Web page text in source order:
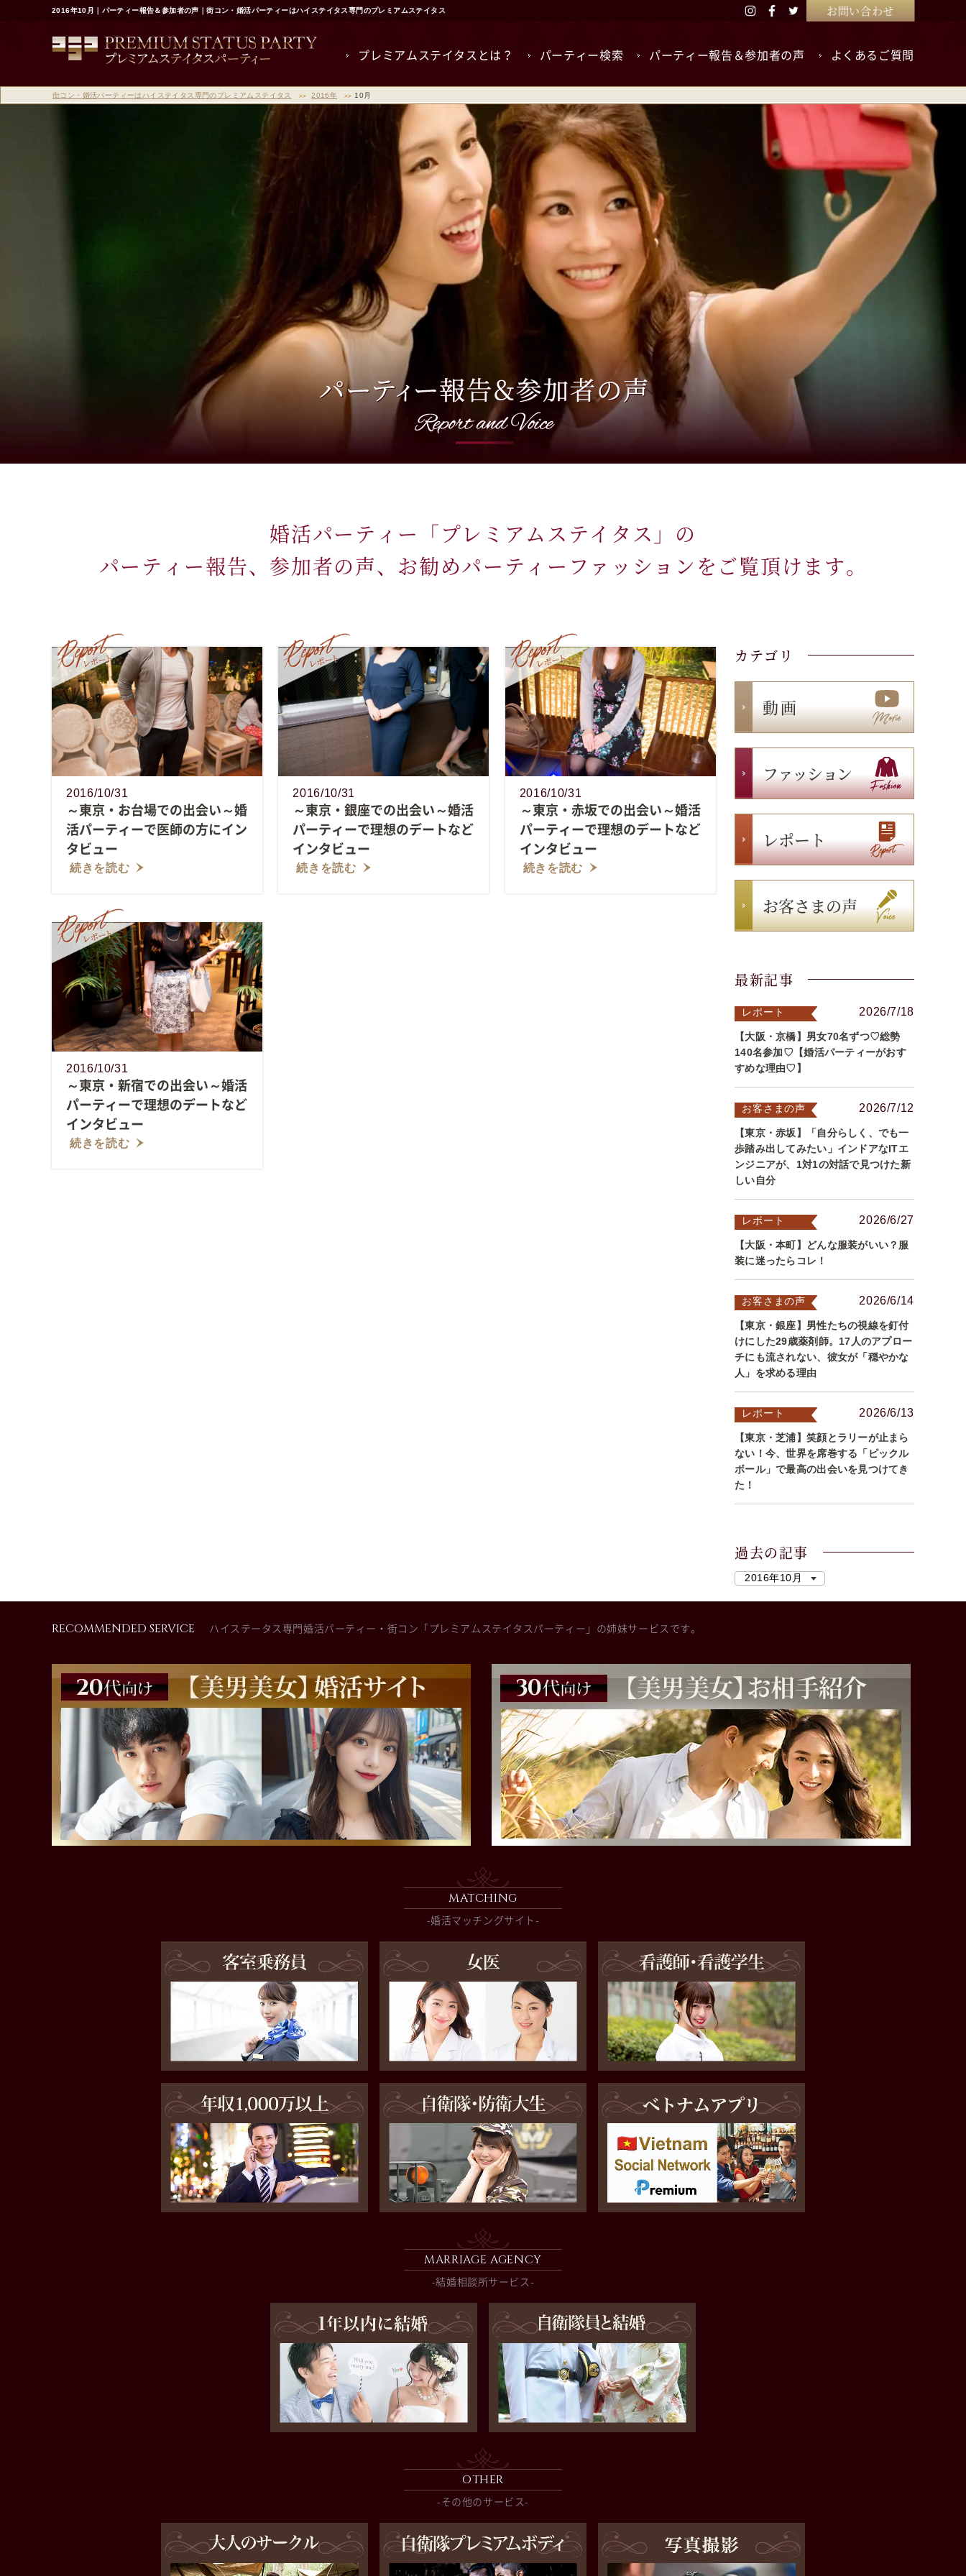
2016年10月｜パーティー報告＆参加者の声｜街コン・婚活パーティーはハイステイタス専門のプレミアムステイタス お問い合わせ
プレミアムステイタスとは？ パーティー検索 パーティー報告＆参加者の声 よくあるご質問
街コン・婚活パーティーはハイステイタス専門のプレミアムステイタス 2016年 10月
婚活パーティー「プレミアムステイタス」の
パーティー報告、参加者の声、お勧めパーティーファッションをご覧頂けます。
2016/10/31
～東京・お台場での出会い～婚
活パーティーで医師の方にイン
タビュー
続きを読む
2016/10/31
～東京・銀座での出会い～婚活
パーティーで理想のデートなど
インタビュー
続きを読む
2016/10/31
～東京・赤坂での出会い～婚活
パーティーで理想のデートなど
インタビュー
続きを読む
2016/10/31
～東京・新宿での出会い～婚活
パーティーで理想のデートなど
インタビュー
続きを読む
カテゴリ
動 画
ファッション
レポート
お客さまの声
最新記事
2026/7/18
レポート
【大阪・京橋】男女70名ずつ♡総勢
140名参加♡【婚活パーティーがおす
すめな理由♡】
2026/7/12
お客さまの声
【東京・赤坂】「自分らしく、でも一
歩踏み出してみたい」インドアなITエ
ンジニアが、1対1の対話で見つけた新
しい自分
2026/6/27
レポート
【大阪・本町】どんな服装がいい？服
装に迷ったらコレ！
2026/6/14
お客さまの声
【東京・銀座】男性たちの視線を釘付
けにした29歳薬剤師。17人のアプロー
チにも流されない、彼女が「穏やかな
人」を求める理由
2026/6/13
レポート
【東京・芝浦】笑顔とラリーが止まら
ない！今、世界を席巻する「ピックル
ボール」で最高の出会いを見つけてき
た！
過去の記事
RECOMMENDED SERVICE ハイステータス専門婚活パーティー・街コン「プレミアムステイタスパーティー」の姉妹サービスです。
MATCHING
-婚活マッチングサイト-
MARRIAGE AGENCY
-結婚相談所サービス-
OTHER
-その他のサービス-